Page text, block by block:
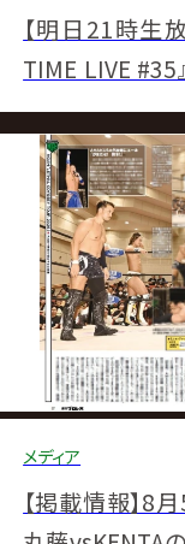
【明日21時生放
TIME LIVE
り！
メディア
【掲載情報】8